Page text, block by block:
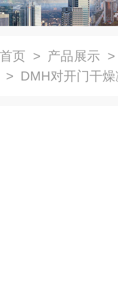
首页 > 产品展示
> DMH对开门干